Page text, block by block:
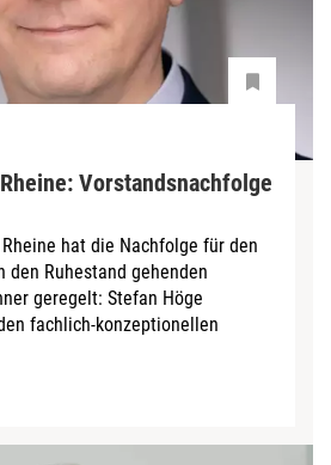
Vorstandsnachfolge
hat die Nachfolge für den
den Ruhestand gehenden
geregelt: Stefan Höge
fachlich-konzeptionellen